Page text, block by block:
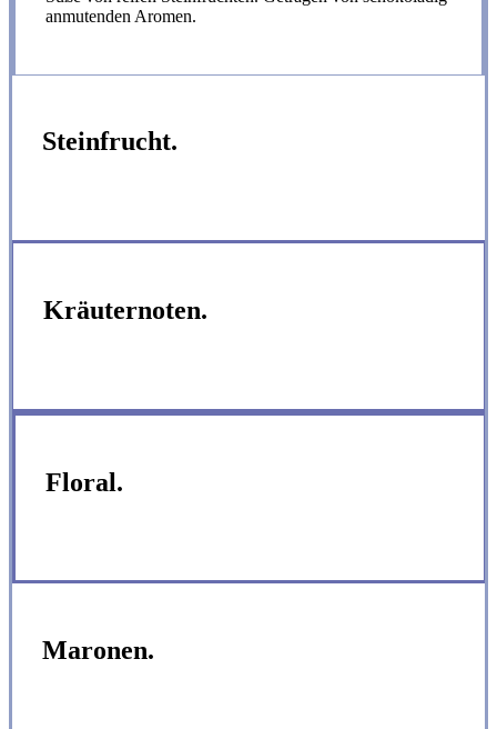
anmutenden Aromen.
Steinfrucht.
Kräuternoten.
Floral.
Maronen.